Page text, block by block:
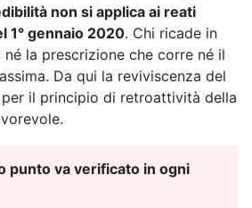
non si applica ai reati
1° gennaio 2020. Chi ricade in
la prescrizione che corre né il
Da qui la reviviscenza del
il principio di retroattività della
punto va verificato in ogni